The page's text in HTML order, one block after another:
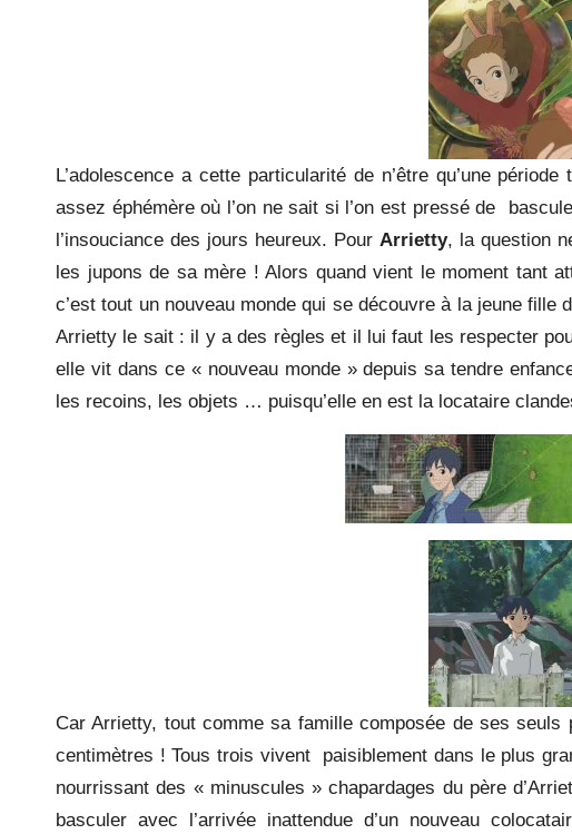
L’adolescence a cette particularité de n’être qu’une
assez éphémère où l’on ne sait si l’on est pressé de
l’insouciance des jours heureux. Pour Arrietty, la question
les jupons de sa mère ! Alors quand vient le moment tant
c’est tout un nouveau monde qui se découvre à la jeune
Arrietty le sait : il y a des règles et il lui faut les respecter
elle vit dans ce « nouveau monde » depuis sa tendre
les recoins, les objets … puisqu’elle en est la locataire
Car Arrietty, tout comme sa famille composée de ses
centimètres ! Tous trois vivent paisiblement dans le plus
nourrissant des « minuscules » chapardages du père
basculer avec l’arrivée inattendue d’un nouveau